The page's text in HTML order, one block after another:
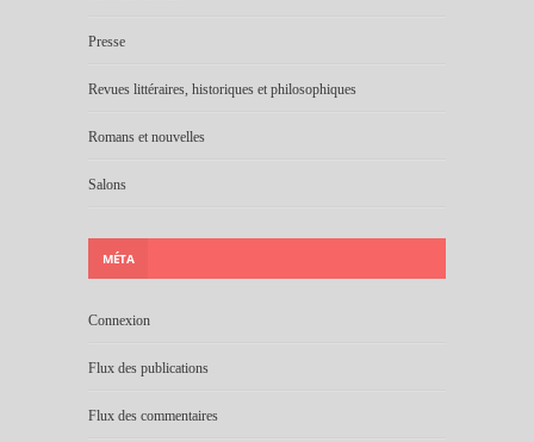
Presse
Revues littéraires, historiques et philosophiques
Romans et nouvelles
Salons
MÉTA
Connexion
Flux des publications
Flux des commentaires